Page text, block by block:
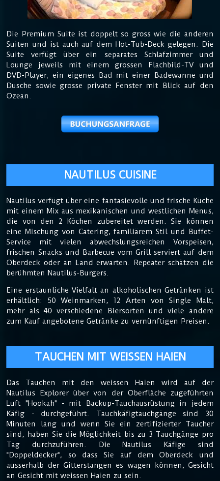
Die Premium Suite ist doppelt so gross wie die anderen
Suiten und ist auch auf dem Hot-Tub-Deck gelegen. Die
Suite verfügt über ein separates Schlafzimmer und
Lounge jeweils mit einem grossen Flachbild-TV und
DVD-Player, ein eigenes Bad mit einer Badewanne und
Dusche sowie grosse private Fenster mit Blick auf den
Ozean.
NAUTILUS CUISINE
Nautilus verfügt über eine fantasievolle und frische Küche
mit einem Mix aus mexikanischen und westlichen Menus,
die von den 2 Köchen zubereitet werden. Sie können
eine Mischung von Catering, familiärem Stil und Buffet-
Service mit vielen abwechslungsreichen Vorspeisen,
frischen Snacks und Barbecue vom Grill serviert auf dem
Oberdeck oder an Land erwarten. Repeater schätzen die
berühmten Nautilus-Burgers.
Eine erstaunliche Vielfalt an alkoholischen Getränken ist
erhältlich: 50 Weinmarken, 12 Arten von Single Malt,
mehr als 40 verschiedene Biersorten und viele andere
zum Kauf angebotene Getränke zu vernünftigen Preisen.
TAUCHEN MIT WEISSEN HAIEN
Das Tauchen mit den weissen Haien wird auf der
Nautilus Explorer über von der Oberfläche zugeführten
Luft "Hookah" - mit Backup-Tauchausrüstung in jedem
Käfig - durchgeführt. Tauchkäfigtauchgänge sind 30
Minuten lang und wenn Sie ein zertifizierter Taucher
sind, haben Sie die Möglichkeit bis zu 3 Tauchgänge pro
Tag durchzuführen. Die Nautilus Käfige sind
"Doppeldecker", so dass Sie auf dem Oberdeck und
ausserhalb der Gitterstangen es wagen können, Gesicht
an Gesicht mit weissen Haien zu sein.